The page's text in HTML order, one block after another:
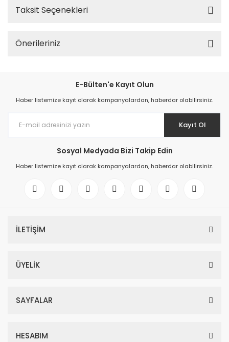
Taksit Seçenekleri
Önerileriniz
E-Bülten'e Kayıt Olun
Haber listemize kayıt olarak kampanyalardan, haberdar olabilirsiniz.
Kayıt Ol
Sosyal Medyada Bizi Takip Edin
Haber listemize kayıt olarak kampanyalardan, haberdar olabilirsiniz.
İLETİŞİM
ÜYELİK
SAYFALAR
HESABIM